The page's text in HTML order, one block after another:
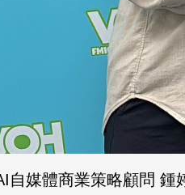
自媒體商業策略顧問 鍾